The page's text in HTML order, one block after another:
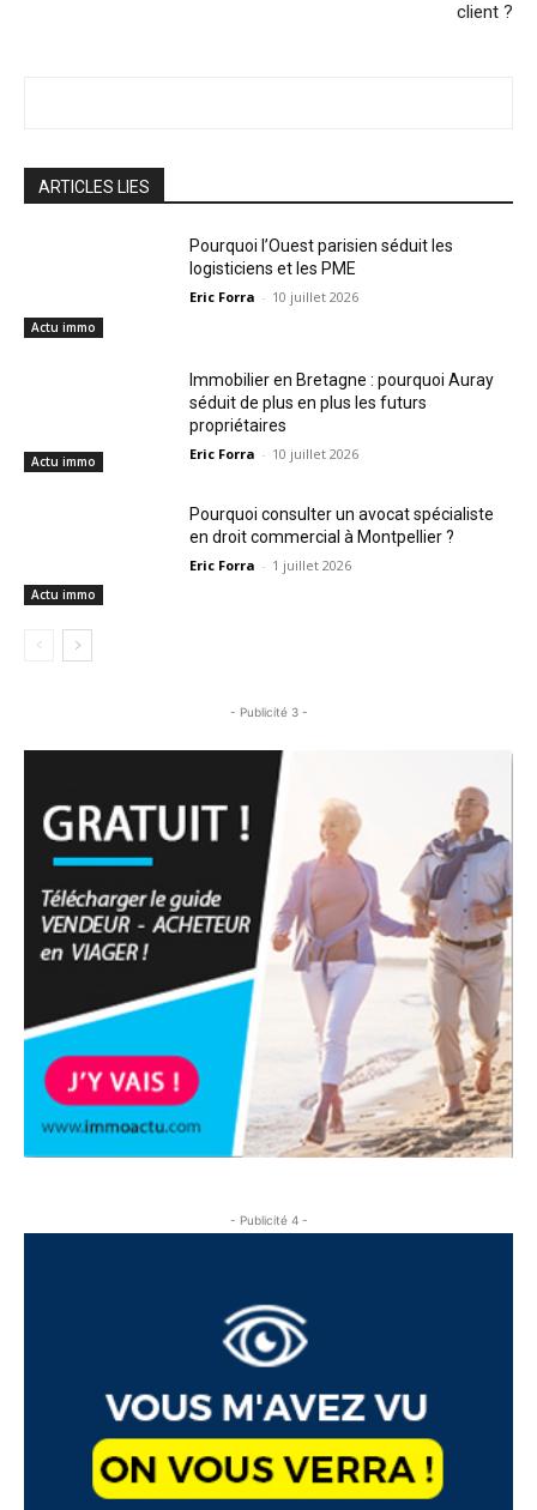
client ?
ARTICLES LIES
Actu immo
Pourquoi l’Ouest parisien séduit les
logisticiens et les PME
Eric Forra - 10 juillet 2026
Actu immo
Immobilier en Bretagne : pourquoi Auray
séduit de plus en plus les futurs
propriétaires
Eric Forra - 10 juillet 2026
Actu immo
Pourquoi consulter un avocat spécialiste
en droit commercial à Montpellier ?
Eric Forra - 1 juillet 2026
- Publicité 3 -
- Publicité 4 -